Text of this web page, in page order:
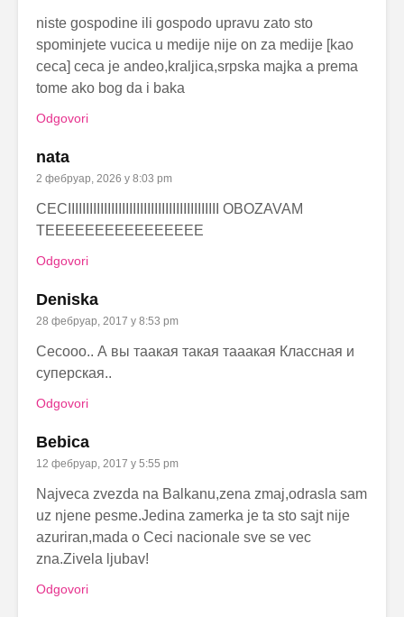
niste gospodine ili gospodo upravu zato sto
spominjete vucica u medije nije on za medije [kao
ceca] ceca je andeo,kraljica,srpska majka a prema
tome ako bog da i baka
Odgovori
nata
2 фебруар, 2026 у 8:03 pm
CECIIIIIIIIIIIIIIIIIIIIIIIIIIIIIIIIIIIIIIIIII OBOZAVAM
TEEEEEEEEEEEEEEEE
Odgovori
Deniska
28 фебруар, 2017 у 8:53 pm
Cecooo.. А вы таакая такая тааакая Классная и
суперская..
Odgovori
Bebica
12 фебруар, 2017 у 5:55 pm
Najveca zvezda na Balkanu,zena zmaj,odrasla sam
uz njene pesme.Jedina zamerka je ta sto sajt nije
azuriran,mada o Ceci nacionale sve se vec
zna.Zivela ljubav!
Odgovori